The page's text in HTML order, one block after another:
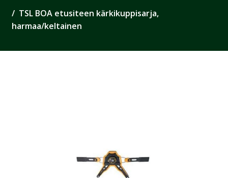
TSL BOA etusiteen kärkikuppisarja,
harmaa/keltainen